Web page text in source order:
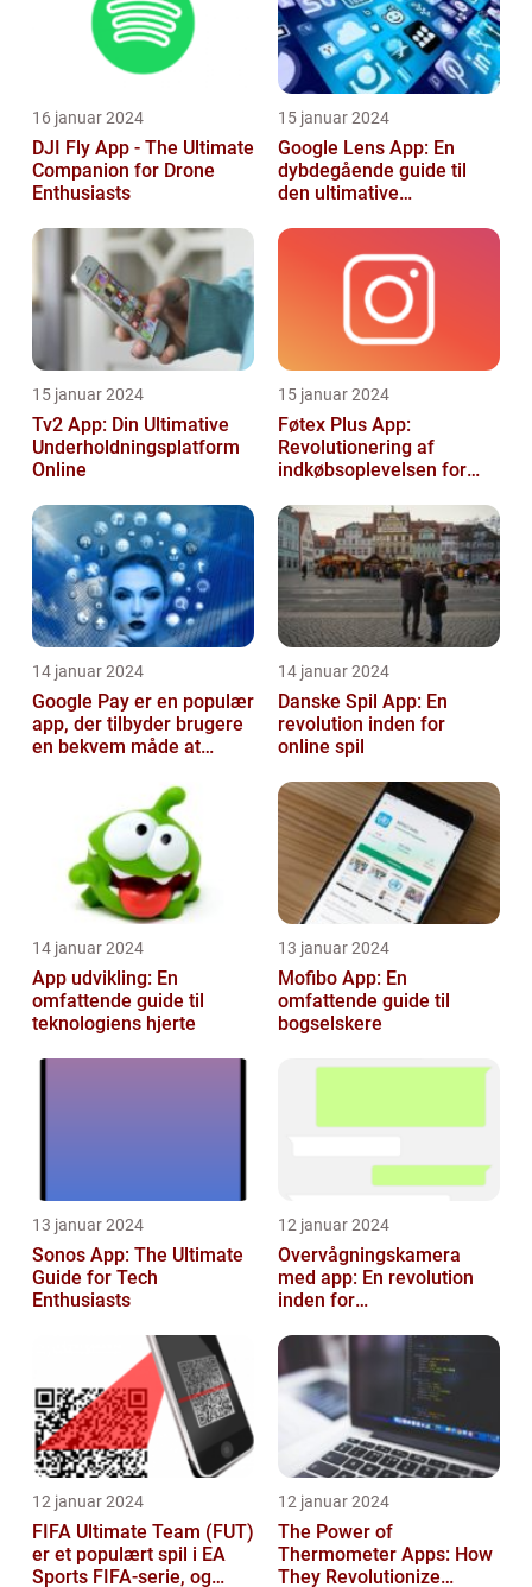
16 januar 2024
DJI Fly App - The Ultimate
Companion for Drone
Enthusiasts
15 januar 2024
Google Lens App: En
dybdegående guide til
den ultimative
15 januar 2024
Tv2 App: Din Ultimative
Underholdningsplatform
Online
15 januar 2024
Føtex Plus App:
Revolutionering af
indkøbsoplevelsen for
14 januar 2024
Google Pay er en populær
app, der tilbyder brugere
en bekvem måde at
14 januar 2024
Danske Spil App: En
revolution inden for
online spil
14 januar 2024
App udvikling: En
omfattende guide til
teknologiens hjerte
13 januar 2024
Mofibo App: En
omfattende guide til
bogselskere
13 januar 2024
Sonos App: The Ultimate
Guide for Tech
Enthusiasts
12 januar 2024
Overvågningskamera
med app: En revolution
inden for
12 januar 2024
FIFA Ultimate Team (FUT)
er et populært spil i EA
Sports FIFA-serie, og
12 januar 2024
The Power of
Thermometer Apps: How
They Revolutionize